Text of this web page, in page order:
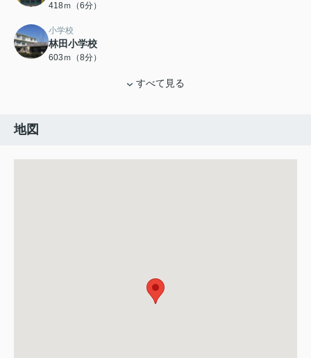
418ｍ（6分）
小学校
林田小学校
603ｍ（8分）
すべて見る
地図